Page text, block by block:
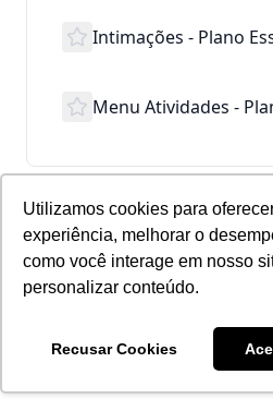
Utilizamos cookies para
experiência, melhorar o
como você interage em nosso
personalizar conteúdo.
Recusar Cookies
Intimações - Plano
Menu Atividades -